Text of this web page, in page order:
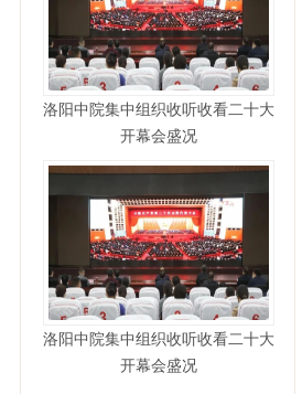
洛阳中院集中组织收听收看二十大
开幕会盛况
洛阳中院集中组织收听收看二十大
开幕会盛况